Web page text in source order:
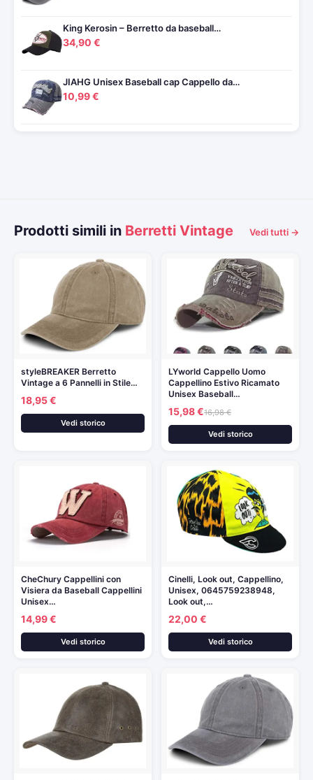
King Kerosin – Berretto da baseball…
34,90 €
JIAHG Unisex Baseball cap Cappello da…
10,99 €
Prodotti simili in Berretti Vintage Vedi tutti →
styleBREAKER Berretto
Vintage a 6 Pannelli in Stile…
18,95 €
Vedi storico
LYworld Cappello Uomo
Cappellino Estivo Ricamato
Unisex Baseball…
15,98 €16,98 €
Vedi storico
CheChury Cappellini con
Visiera da Baseball Cappellini
Unisex…
14,99 €
Vedi storico
Cinelli, Look out, Cappellino,
Unisex, 0645759238948,
Look out,…
22,00 €
Vedi storico